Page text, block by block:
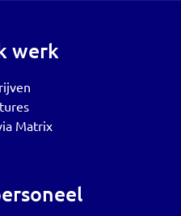
werk
Matrix